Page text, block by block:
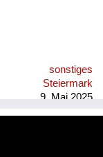
sonstiges
Steiermark
9. Mai 2025